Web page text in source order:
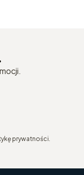
prywatności.